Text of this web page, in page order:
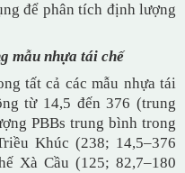
để phân tích định lượng
mẫu nhựa tái chế
tất cả các mẫu nhựa tái
từ 14,5 đến 376 (trung
PBBs trung bình trong
Khúc (238; 14,5–376
Xà Cầu (125; 82,7–180